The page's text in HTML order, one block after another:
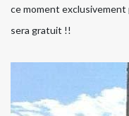
ce moment
sera gratuit !!